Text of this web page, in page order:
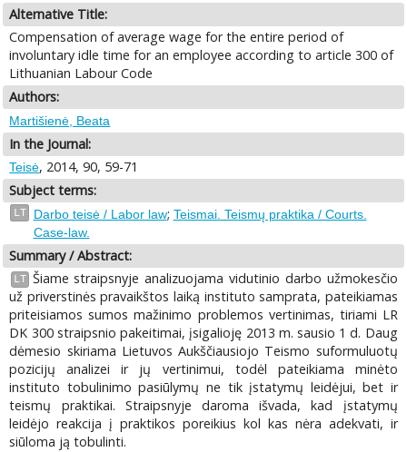
Alternative Title:
Compensation of average wage for the entire period of
involuntary idle time for an employee according to article 300 of
Lithuanian Labour Code
Authors:
Martišienė, Beata
In the Journal:
Teisė, 2014, 90, 59-71
Subject terms:
LT Darbo teisė / Labor law; Teismai. Teismų praktika / Courts.
Case-law.
Summary / Abstract:
LT Šiame straipsnyje analizuojama vidutinio darbo užmokesčio
už priverstinės pravaikštos laiką instituto samprata, pateikiamas
priteisiamos sumos mažinimo problemos vertinimas, tiriami LR
DK 300 straipsnio pakeitimai, įsigalioję 2013 m. sausio 1 d. Daug
dėmesio skiriama Lietuvos Aukščiausiojo Teismo suformuluotų
pozicijų analizei ir jų vertinimui, todėl pateikiama minėto
instituto tobulinimo pasiūlymų ne tik įstatymų leidėjui, bet ir
teismų praktikai. Straipsnyje daroma išvada, kad įstatymų
leidėjo reakcija į praktikos poreikius kol kas nėra adekvati, ir
siūloma ją tobulinti.